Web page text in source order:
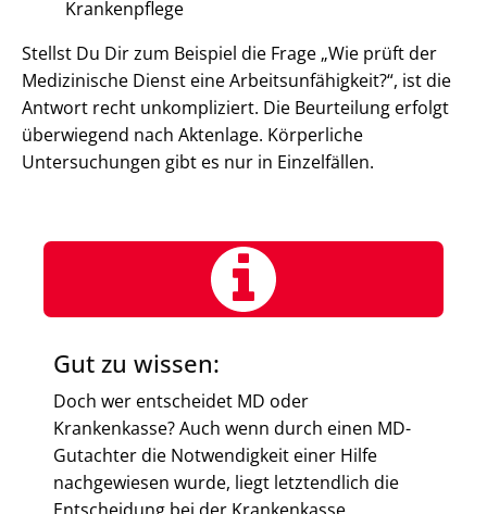
Krankenpflege
Stellst Du Dir zum Beispiel die Frage „Wie prüft der
Medizinische Dienst eine Arbeitsunfähigkeit?“, ist die
Antwort recht unkompliziert. Die Beurteilung erfolgt
überwiegend nach Aktenlage. Körperliche
Untersuchungen gibt es nur in Einzelfällen.
Gut zu wissen:
Doch wer entscheidet MD oder
Krankenkasse? Auch wenn durch einen MD-
Gutachter die Notwendigkeit einer Hilfe
nachgewiesen wurde, liegt letztendlich die